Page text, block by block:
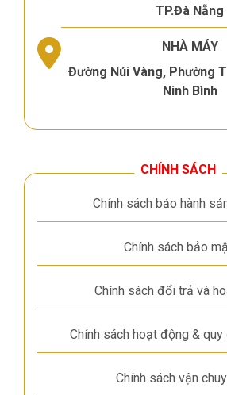
TP.Đà Nẵng
NHÀ MÁY
Đường Núi Vàng, Phường
Ninh Bình
CHÍNH SÁCH
Chính sách bảo hành
Chính sách bảo
Chính sách đổi trả và
Chính sách hoạt động & quy
Chính sách vận